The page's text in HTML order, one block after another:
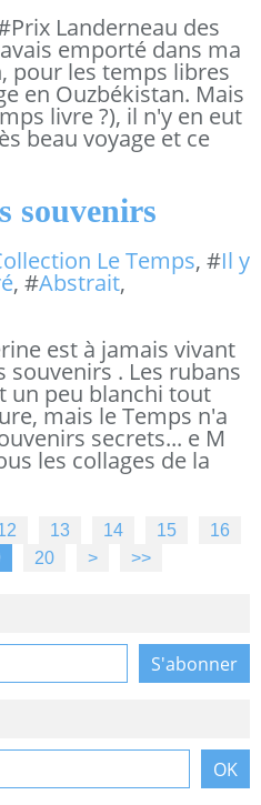
Landerneau des
emporté dans ma
pour les temps libres
en Ouzbékistan. Mais
livre ?), il n'y en eut
beau voyage et ce
souvenirs
Le Temps, #Il y
, #Abstrait,
est à jamais vivant
souvenirs . Les rubans
un peu blanchi tout
mais le Temps n'a
secrets... e M
les collages de la
13 14 15
16
20 30
40
50
60
70
80
90
100
> >>